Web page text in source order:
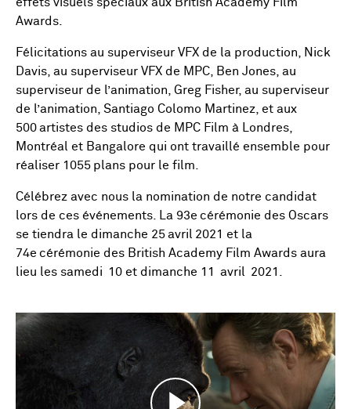
Awards.
Félicitations au superviseur VFX de la production, Nick
Davis, au superviseur VFX de MPC, Ben Jones, au
superviseur de l’animation, Greg Fisher, au superviseur
de l’animation, Santiago Colomo Martinez, et aux
500 artistes des studios de MPC Film à Londres,
Montréal et Bangalore qui ont travaillé ensemble pour
réaliser 1055 plans pour le film.
Célébrez avec nous la nomination de notre candidat
lors de ces événements. La 93e cérémonie des Oscars
se tiendra le dimanche 25 avril 2021 et la
74e cérémonie des British Academy Film Awards aura
lieu les samedi 10 et dimanche 11 avril 2021.